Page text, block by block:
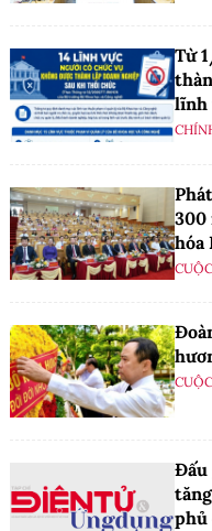
Từ
lĩnh
300
hóa
Đấu
phủ